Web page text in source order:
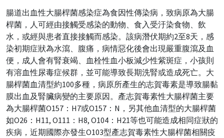
腸道出血性大腸桿菌感染症為食因性傳染病，致病原為大腸
桿菌，人可經由接觸受感染的動物、食入受汙染食物、飲
水，或經與患者直接接觸而感染。該病潛伏期約2至8天，感
染初期症狀為水瀉、腹痛，病情惡化後會出現嚴重腹瀉及血
便，成人會有腎衰竭、血栓性血小板減少性紫斑症，小孩則
有溶血性尿毒症候群，並可能導致長期洗腎或造成死亡。大
腸桿菌血清型約100多種，病原所產生的志賀毒素是導致腸黏
膜出血及腎臟病變的主要原因。產志賀毒素性大腸桿菌主要
為大腸桿菌O157：H7或O157：N，另其他血清型的大腸桿菌
如O26：H11, O111：H8, O104：H21等也可能造成相同症狀的
疾病，近期國際亦發生O103型產志賀毒素性大腸桿菌相關疫